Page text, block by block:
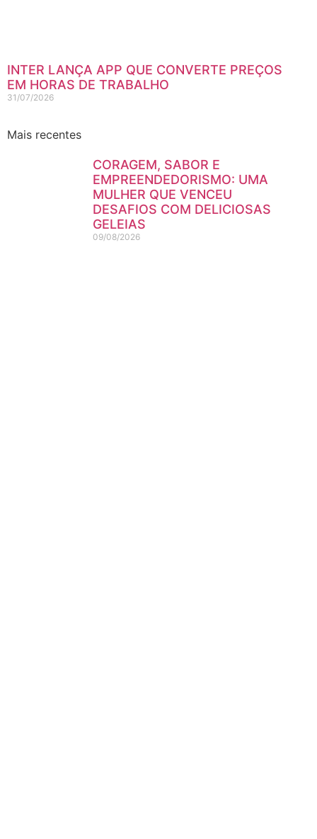
INTER LANÇA APP QUE CONVERTE PREÇOS
EM HORAS DE TRABALHO
31/07/2026
Mais recentes
CORAGEM, SABOR E
EMPREENDEDORISMO: UMA
MULHER QUE VENCEU
DESAFIOS COM DELICIOSAS
GELEIAS
09/08/2026